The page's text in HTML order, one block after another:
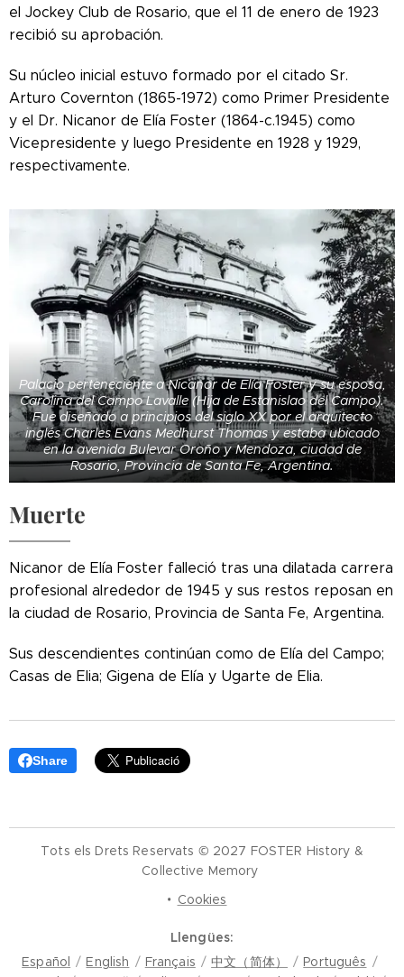
el Jockey Club de Rosario, que el 11 de enero de 1923
recibió su aprobación.
Su núcleo inicial estuvo formado por el citado Sr.
Arturo Covernton (1865-1972) como Primer Presidente
y el Dr. Nicanor de Elía Foster (1864-c.1945) como
Vicepresidente y luego Presidente en 1928 y 1929,
respectivamente.
Palacio perteneciente a Nicanor de Elía Foster y su esposa,
Carolina del Campo Lavalle (Hija de Estanislao del Campo).
Fue diseñado a principios del siglo XX por el arquitecto
inglés Charles Evans Medhurst Thomas y estaba ubicado
en la avenida Bulevar Oroño y Mendoza, ciudad de
Rosario, Provincia de Santa Fe, Argentina.
Muerte
Nicanor de Elía Foster falleció tras una dilatada carrera
profesional alrededor de 1945 y sus restos reposan en
la ciudad de Rosario, Provincia de Santa Fe, Argentina.
Sus descendientes continúan como de Elía del Campo;
Casas de Elia; Gigena de Elía y Ugarte de Elia.
Share
Tots els Drets Reservats © 2027 FOSTER History &
Collective Memory
Cookies
Llengües
Español
English Français 中文（简体）
Português